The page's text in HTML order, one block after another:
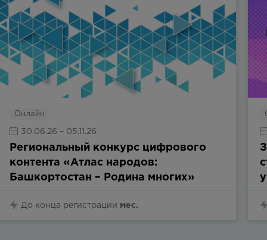
Онлайн
30.06.26 – 05.11.26
Региональный конкурс цифрового
контента «Атлас народов:
Башкортостан – Родина многих»
До конца регистрации мес.